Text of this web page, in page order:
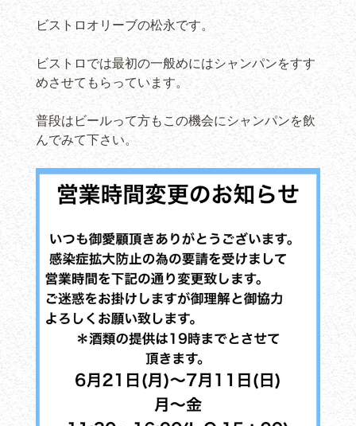
ビストロオリーブの松永です。
ビストロでは最初の一般めにはシャンパンをすす
めさせてもらっています。
普段はビールって方もこの機会にシャンパンを飲
んでみて下さい。